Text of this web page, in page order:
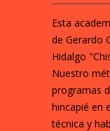
Esta
de Gerardo
Hidalgo
Nuestro
programas
hincapié en
técnica y